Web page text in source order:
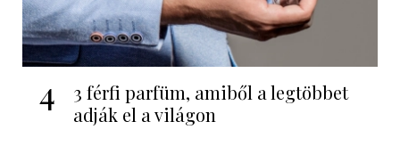
4
3 férfi parfüm, amiből a legtöbbet
adják el a világon